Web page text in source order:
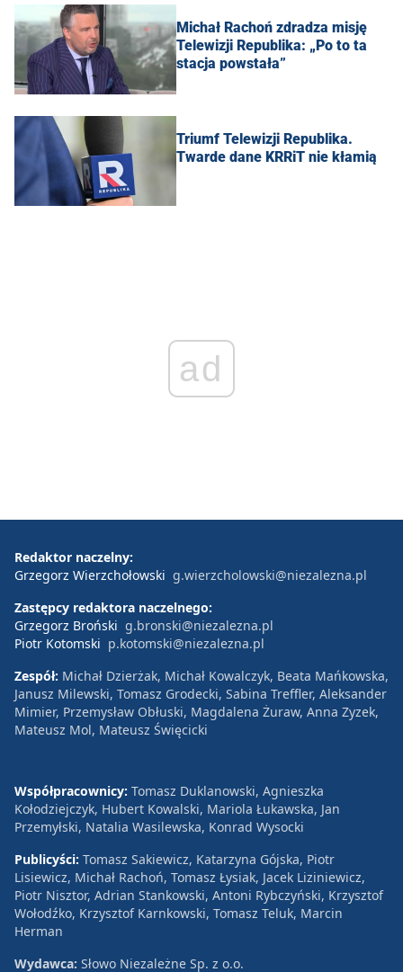
Michał Rachoń zdradza misję
Telewizji Republika: „Po to ta
stacja powstała”
Triumf Telewizji Republika.
Twarde dane KRRiT nie kłamią
ad
Redaktor naczelny:
Grzegorz Wierzchołowski g.wierzcholowski@niezalezna.pl
Zastępcy redaktora naczelnego:
Grzegorz Broński g.bronski@niezalezna.pl
Piotr Kotomski p.kotomski@niezalezna.pl
Zespół: Michał Dzierżak, Michał Kowalczyk, Beata Mańkowska,
Janusz Milewski, Tomasz Grodecki, Sabina Treffler, Aleksander
Mimier, Przemysław Obłuski, Magdalena Żuraw, Anna Zyzek,
Mateusz Mol, Mateusz Święcicki
Współpracownicy: Tomasz Duklanowski, Agnieszka
Kołodziejczyk, Hubert Kowalski, Mariola Łukawska, Jan
Przemyłski, Natalia Wasilewska, Konrad Wysocki
Publicyści: Tomasz Sakiewicz, Katarzyna Gójska, Piotr
Lisiewicz, Michał Rachoń, Tomasz Łysiak, Jacek Liziniewicz,
Piotr Nisztor, Adrian Stankowski, Antoni Rybczyński, Krzysztof
Wołodźko, Krzysztof Karnkowski, Tomasz Teluk, Marcin
Herman
Wydawca: Słowo Niezależne Sp. z o.o.